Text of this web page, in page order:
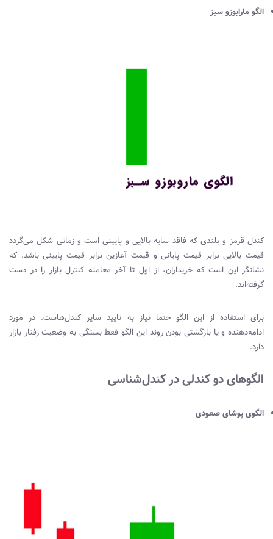
الگو مارابوزو سبز
کندل قرمز و بلندی که فاقد سایه بالایی و پایینی است و زمانی شکل می‌گردد
قیمت بالایی برابر قیمت پایانی و قیمت آغازین برابر قیمت پایینی باشد. که
نشانگر این است که خریداران، از اول تا آخر معامله کنترل بازار را در دست
گرفته‌اند.
برای استفاده از این الگو حتما نیاز به تایید سایر کندل‌هاست. در مورد
ادامه‌دهنده و یا بازگشتی بودن روند این الگو فقط بستگی به وضعیت رفتار بازار
دارد.
الگوهای دو کندلی در کندل‌شناسی
الگوی پوشای صعودی